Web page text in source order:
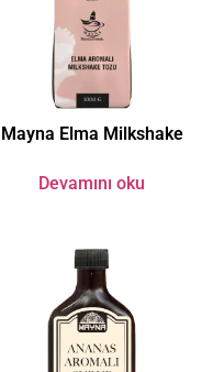
Mayna Elma Milkshake
Devamını oku